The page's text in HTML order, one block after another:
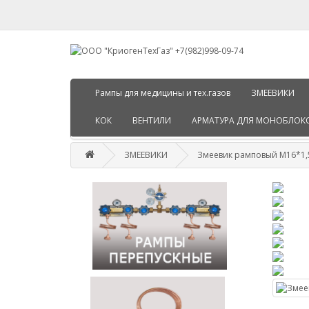
Рампы для медицины и тех.газов ЗМЕЕВИКИ
КОК ВЕНТИЛИ АРМАТУРА ДЛЯ
ЗМЕЕВИКИ Змеевик рамповый